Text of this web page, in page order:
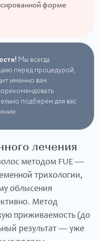
форме
Мы всегда
перед процедурой,
именно вам.
подберём для вас
лечения
методом FUE —
трихологии,
облысения
Метод
приживаемость (до
результат — уже